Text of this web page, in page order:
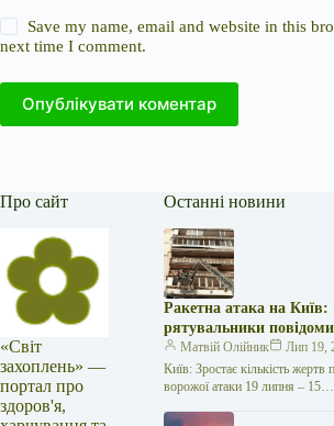
Save my name, email and website in this
next time I comment.
Опублікувати коментар
Про сайт
«Світ
захоплень» —
портал про
здоров'я,
Останні новини
Ракетна атака на Київ:
рятувальники
про 15 поранених
Матвій Олійник
Лип 19,
Київ: Зростає кількість жертв
ворожої атаки 19 липня – 15
російської агресії, що сталася у